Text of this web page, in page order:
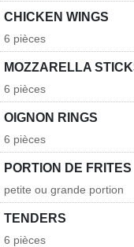
CHICKEN WINGS
6 pièces
MOZZARELLA
6 pièces
OIGNON RINGS
6 pièces
PORTION DE FRITES
petite ou grande portion
TENDERS
6 pièces